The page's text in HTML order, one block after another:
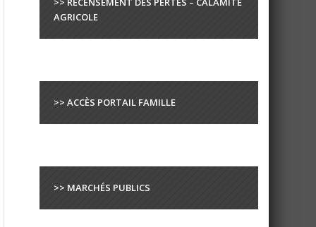
AGRICOLE
>> ACCÈS PORTAIL FAMILLE
>> MARCHÉS PUBLICS